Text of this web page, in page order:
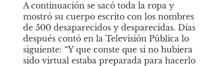
A continuación se sacó toda la ropa y
mostró su cuerpo escrito con los nombres
de 500 desaparecidos y desparecidas. Días
después contó en la Televisión Pública lo
siguiente: “Y que conste que si no hubiera
sido virtual estaba preparada para hacerlo